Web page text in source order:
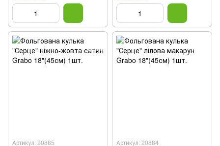
Артикул: 20885 Артикул: 20884